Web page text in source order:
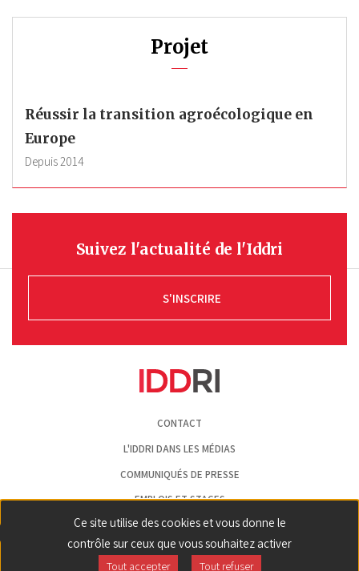
Projet
Réussir la transition agroécologique en
Europe
Depuis2014
Suivez l'actualité de l'Iddri
S'INSCRIRE
CONTACT
L'IDDRI DANS LES MÉDIAS
COMMUNIQUÉS DE PRESSE
EMPLOIS ET STAGES
MENTIONS LÉGALES
GESTION DES COOKIES
Ce site utilise des cookies et vous donne le
contrôle sur ceux que vous souhaitez activer
Tout accepter Tout refuser